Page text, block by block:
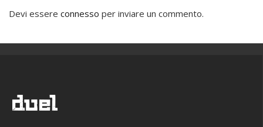
Devi essere connesso per inviare un commento.